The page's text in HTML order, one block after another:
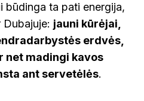
būdinga ta pati energija,
Dubajuje: jauni kūrėjai,
erdvės,
net madingi kavos
ant servetėlės.